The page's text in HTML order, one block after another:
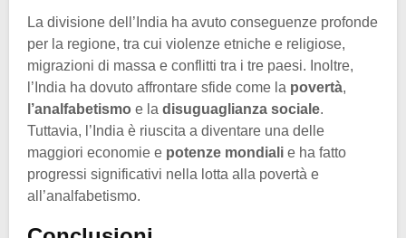
La divisione dell’India ha avuto conseguenze profonde
per la regione, tra cui violenze etniche e religiose,
migrazioni di massa e conflitti tra i tre paesi. Inoltre,
l’India ha dovuto affrontare sfide come la povertà,
l’analfabetismo e la disuguaglianza sociale.
Tuttavia, l’India è riuscita a diventare una delle
maggiori economie e potenze mondiali e ha fatto
progressi significativi nella lotta alla povertà e
all’analfabetismo.